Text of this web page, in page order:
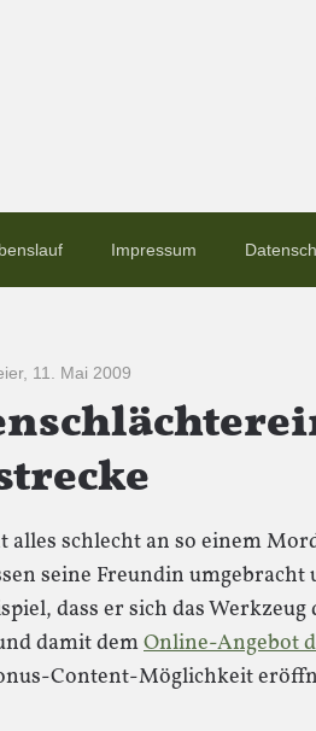
Impressum
, 11. Mai 2009
alles schlecht an so einem
seine Freundin
dass er sich das
damit demOnline-Angebot
Content-Möglichkeit